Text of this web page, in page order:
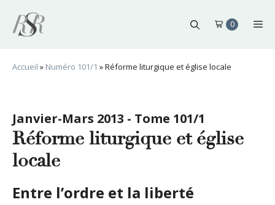
contenu
0
Accueil » Numéro 101/1 »Réforme liturgique et église locale
Janvier-Mars 2013 - Tome 101/1
Réforme liturgique et église
locale
Entre l’ordre et la liberté